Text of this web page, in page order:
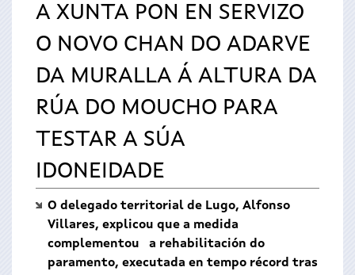
está
aquí
A XUNTA PON EN SERVIZO
O NOVO CHAN DO ADARVE
DA MURALLA Á ALTURA DA
RÚA DO MOUCHO PARA
TESTAR A SÚA
IDONEIDADE
O delegado territorial de Lugo, Alfonso
Villares, explicou que a medida
complementou a rehabilitación do
paramento, executada en tempo récord tras